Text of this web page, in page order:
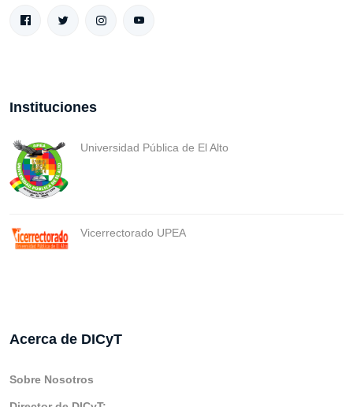
Instituciones
Universidad Pública de El Alto
Vicerrectorado UPEA
Acerca de DICyT
Sobre Nosotros